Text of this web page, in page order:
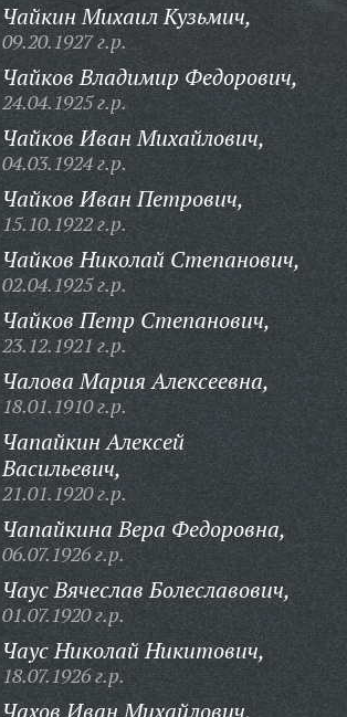
Чайкин Михаил Кузьмич,
09.20.1927 г.р.
Чайков Владимир Федорович,
24.04.1925 г.р.
Чайков Иван Михайлович,
04.03.1924 г.р.
Чайков Иван Петрович,
15.10.1922 г.р.
Чайков Николай Степанович,
02.04.1925 г.р.
Чайков Петр Степанович,
23.12.1921 г.р.
Чалова Мария Алексеевна,
18.01.1910 г.р.
Чапайкин Алексей
Васильевич,
21.01.1920 г.р.
Чапайкина Вера Федоровна,
06.07.1926 г.р.
Чаус Вячеслав Болеславович,
01.07.1920 г.р.
Чаус Николай Никитович,
18.07.1926 г.р.
Чахов Иван Михайлович,